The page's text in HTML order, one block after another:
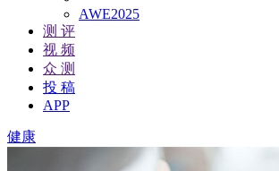
AWE2025
测 评
视 频
众 测
投 稿
APP
健康